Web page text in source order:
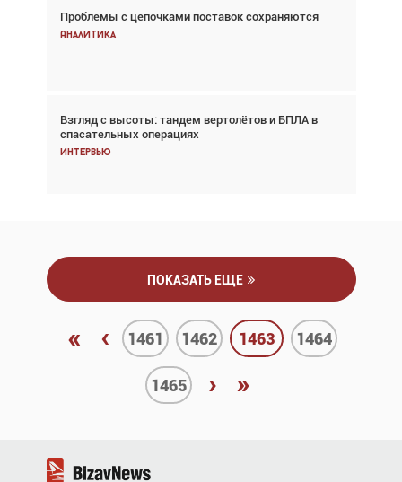
Проблемы с цепочками поставок сохраняются
Аналитика
Взгляд с высоты: тандем вертолётов и БПЛА в
спасательных операциях
Интервью
Впервые с 2024 года глобальный трафик
снижается три недели подряд
Частный самолёт – это актив. Подходите к
покупке соответствующим образом
Интервью
ПОКАЗАТЬ ЕЩЕ
« ‹ 1461 1462 1463 1464
1465 › »